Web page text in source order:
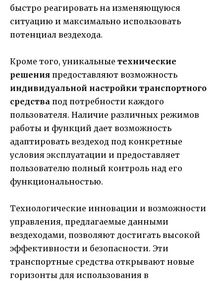
быстро реагировать на изменяющуюся
ситуацию и максимально использовать
потенциал вездехода.
Кроме того, уникальные технические
решения предоставляют возможность
индивидуальной настройки транспортного
средства под потребности каждого
пользователя. Наличие различных режимов
работы и функций дает возможность
адаптировать вездеход под конкретные
условия эксплуатации и предоставляет
пользователю полный контроль над его
функциональностью.
Технологические инновации и возможности
управления, предлагаемые данными
вездеходами, позволяют достигать высокой
эффективности и безопасности. Эти
транспортные средства открывают новые
горизонты для использования в